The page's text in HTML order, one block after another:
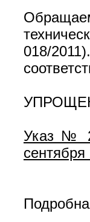
018/
Указ №
сентября